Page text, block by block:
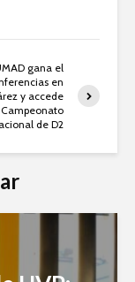
gana el
en
y accede
de D2